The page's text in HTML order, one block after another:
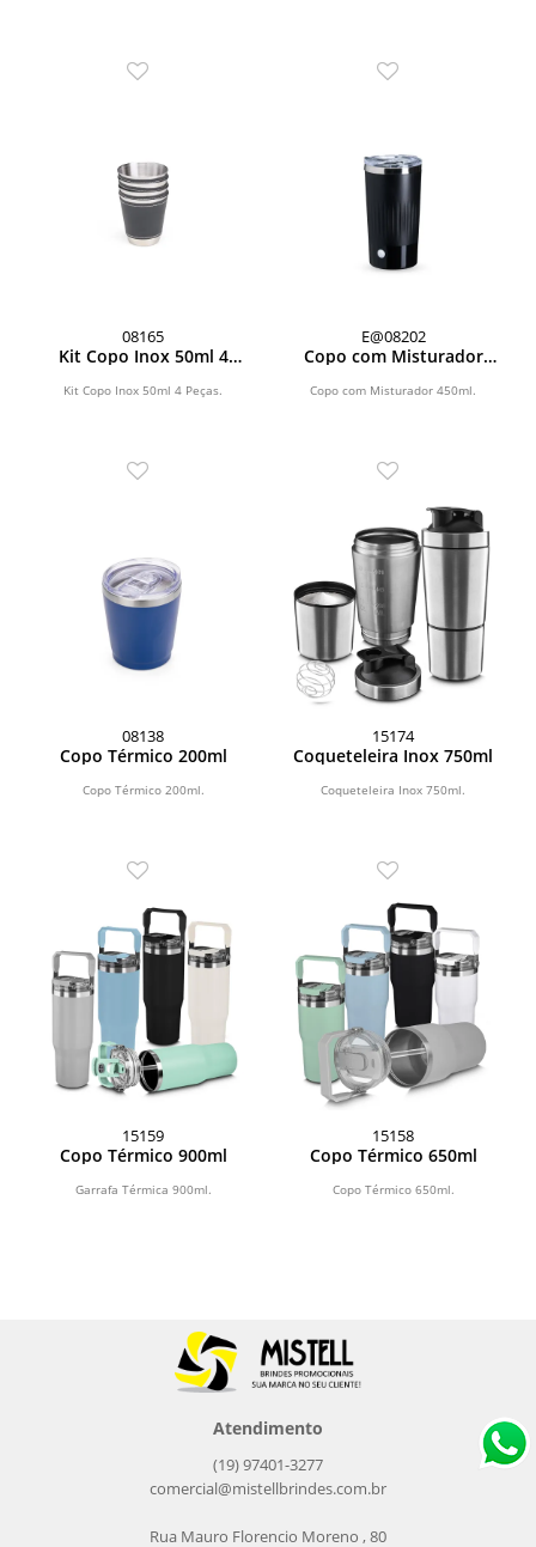
08165
Kit Copo Inox 50ml 4
Kit Copo Inox 50ml 4 Peças.
E@08202
Copo com Misturador
Copo com Misturador 450ml.
08138
Copo Térmico 200ml
Copo Térmico 200ml.
15174
Coqueteleira Inox 750ml
Coqueteleira Inox 750ml.
15159
Copo Térmico 900ml
Garrafa Térmica 900ml.
15158
Copo Térmico 650ml
Copo Térmico 650ml.
Atendimento
(19) 97401-3277
comercial@mistellbrindes.com.br
Rua Mauro Florencio Moreno , 80